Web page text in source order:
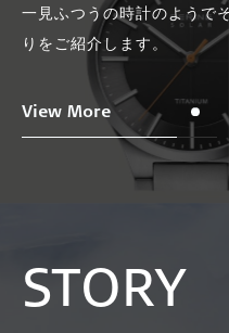
一見ふつうの時計のようで
りをご紹介します。
View More
STORY